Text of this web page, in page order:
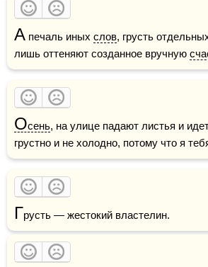
А печаль иных слов, грусть
лишь оттеняют созданное вручную
Осень, на улице падают листья и
грустно и не холодно, потому что я
Грусть — жестокий властелин.